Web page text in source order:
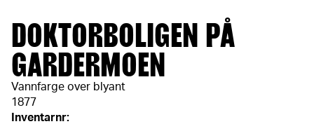
DOKTORBOLIGEN PÅ
GARDERMOEN
Vannfarge over blyant
1877
Inventarnr: